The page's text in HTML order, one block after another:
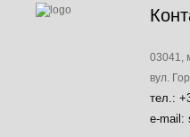
03041,
вул.
тел.:
e-mail: